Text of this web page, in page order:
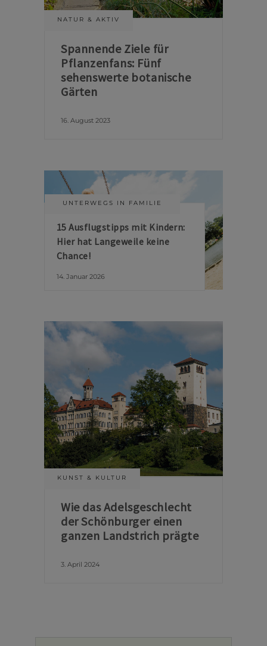
NATUR & AKTIV
Spannende Ziele für
Pflanzenfans: Fünf
sehenswerte botanische
Gärten
16. August 2023
UNTERWEGS IN FAMILIE
15 Ausflugstipps mit Kindern:
Hier hat Langeweile keine
Chance!
14. Januar 2026
KUNST & KULTUR
Wie das Adelsgeschlecht
der Schönburger einen
ganzen Landstrich prägte
3. April 2024